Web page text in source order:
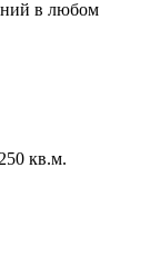
в любом
кв.м.